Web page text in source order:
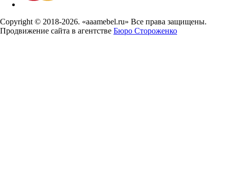
Copyright © 2018-2026. «аааmebel.ru» Все права защищены.
Продвижение сайта в агентстве Бюро Стороженко